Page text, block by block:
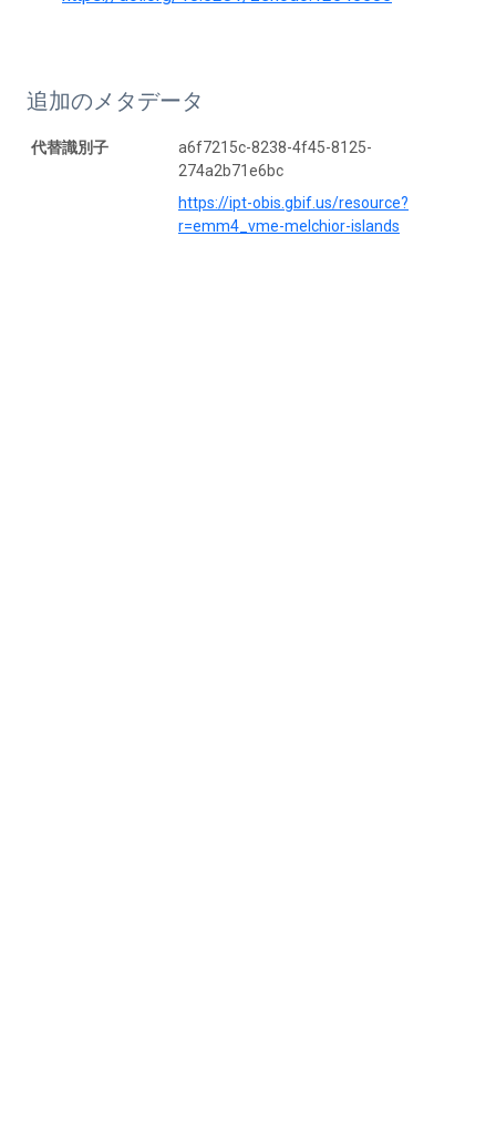
追加のメタデータ
代替識別子
a6f7215c-8238-4f45-8125-
274a2b71e6bc
https://ipt-obis.gbif.us/resource?
r=emm4_vme-melchior-islands